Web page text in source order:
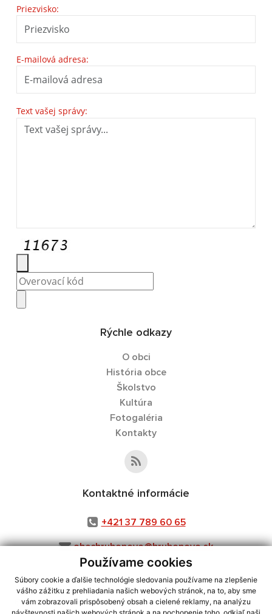
Používame cookies
Súbory cookie a ďalšie technológie sledovania používame na zlepšenie
vášho zážitku z prehliadania našich webových stránok, na to, aby sme
vám zobrazovali prispôsobený obsah a cielené reklamy, na analýzu
Priezvisko:
E-mailová adresa:
Text vašej správy:
Rýchle odkazy
O obci
História obce
Školstvo
Kultúra
Fotogaléria
Kontakty
Kontaktné informácie
+421 37 789 60 65
obechrubonovo@hrubonovo.sk
využite možnosť získavania aktuálnych informácií s využitím RSS